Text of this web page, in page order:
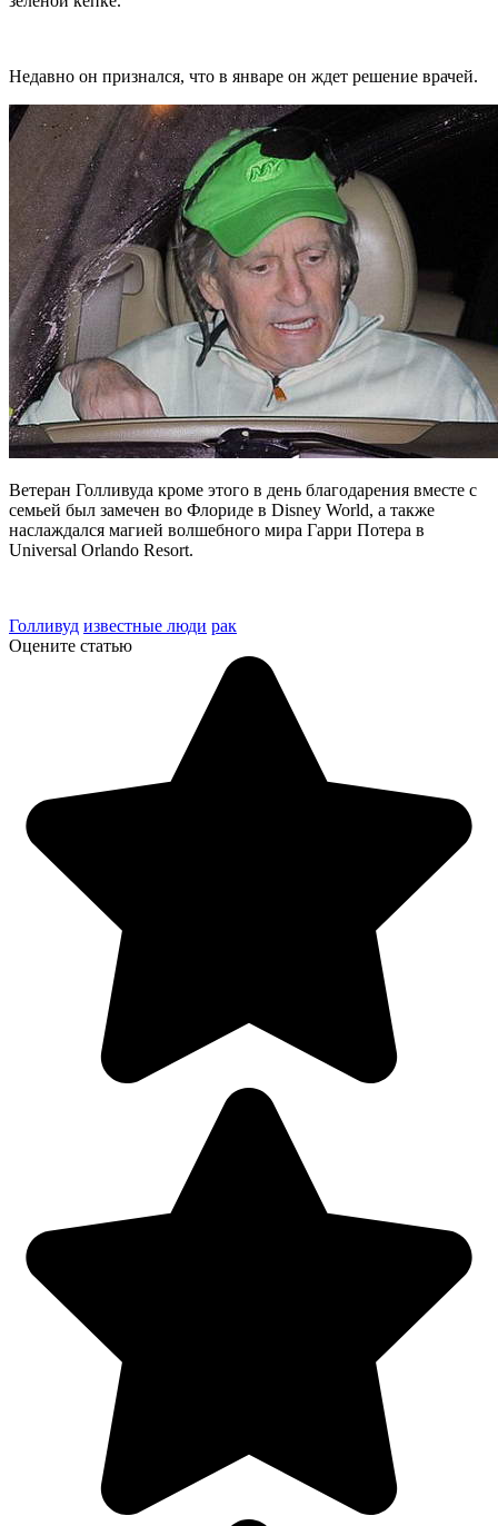
Недавно он признался, что в январе он ждет решение врачей.
Ветеран Голливуда кроме этого в день благодарения вместе с
семьей был замечен во Флориде в Disney World, а также
наслаждался магией волшебного мира Гарри Потера в
Universal Orlando Resort.
Голливуд известные люди рак
Оцените статью